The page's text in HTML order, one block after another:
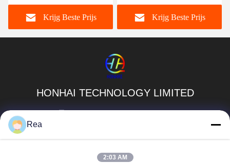
Krijg Beste Prijs
Lanier LD630C LD635C
LD645C LD655C Savin
C9130 C9135 C9145
D0892250
Krijg Beste Prijs
HONHAI TECHNOLOGY LIMITED
jessie@copierconsumables.com
Gebouw H, Guangping International Industrial Park
Rea
2:03 AM